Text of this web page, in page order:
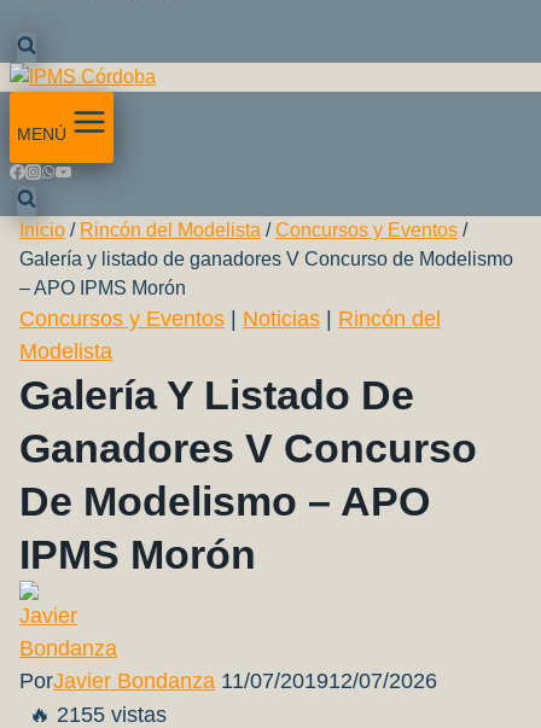
MENÚ
Inicio / Rincón del Modelista / Concursos y Eventos /
Galería y listado de ganadores V Concurso de Modelismo
– APO IPMS Morón
Concursos y Eventos Noticias
Rincón del
Modelista
Galería Y Listado De
Ganadores V Concurso
De Modelismo – APO
IPMS Morón
PorJavier Bondanza 11/07/201912/07/2026
🔥 2155 vistas